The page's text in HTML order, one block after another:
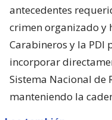
antecedentes
crimen organizado
Carabineros y la PDI
incorporar
Sistema Nacional de
manteniendo la